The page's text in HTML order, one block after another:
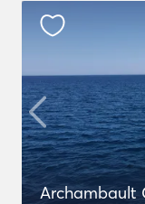
Archambault